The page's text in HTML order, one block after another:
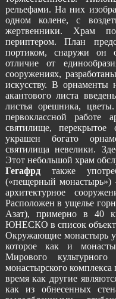
рельефами. На них
одном колене, с
жертвенники. Xрам
периптером. План
портиком, снаружи он
отличие от
сооружениях,
искусству. В орнаменты
акантового листа
листья орешника, цветы.
первоклассной работе
святилище, перекрытое
украшен богато
святилища невелики.
Этот небольшой храм
Гегафрдтакже
(«пещерный
архитектурное
Расположен в ущелье
Азат), примерно в 40
ЮНЕСКО в список
Окружающие монастырь
которое как и
Мирового
монастырского
время как другие
как из обнесенных